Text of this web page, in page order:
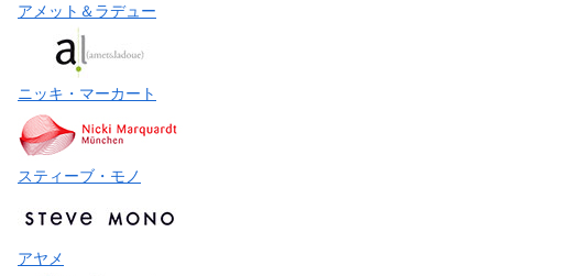
アメット＆ラデュー
ニッキ・マーカート
スティーブ・モノ
アヤメ